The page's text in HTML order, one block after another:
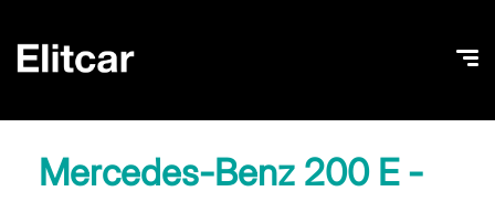
Mercedes-Benz 200 E -